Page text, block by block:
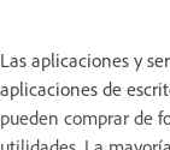
Las aplicaciones y
aplicaciones de
pueden comprar de